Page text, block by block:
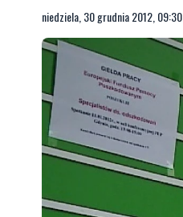
niedziela, 30 grudnia 2012, 09:30